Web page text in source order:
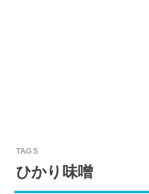
ひかり味噌